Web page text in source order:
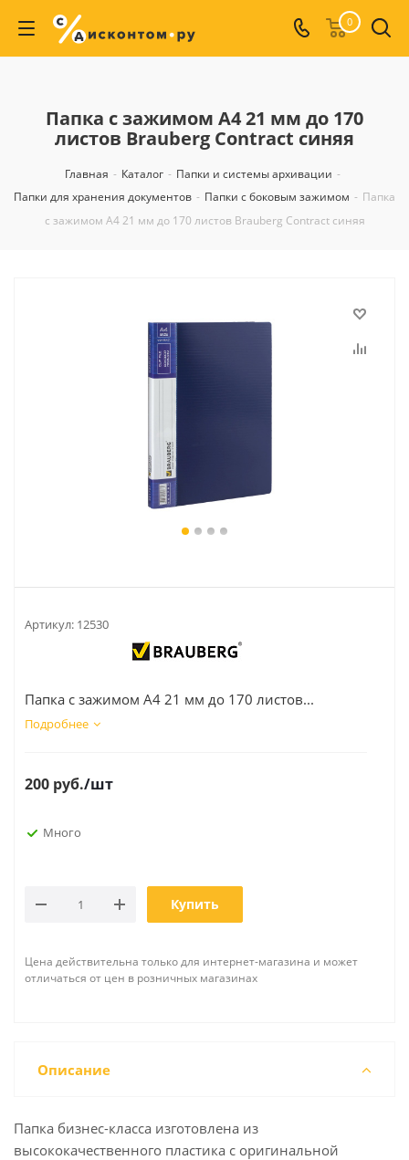
0
Папка с зажимом A4 21 мм до 170
листов Brauberg Contract синяя
Главная - Каталог - Папки и системы архивации -
Папки для хранения документов - Папки с боковым зажимом - Папка
с зажимом A4 21 мм до 170 листов Brauberg Contract синяя
Артикул: 12530
Папка с зажимом A4 21 мм до 170 листов...
Подробнее
200 руб./шт
Много
Купить
Цена действительна только для интернет-магазина и может
отличаться от цен в розничных магазинах
Описание
Папка бизнес-класса изготовлена из
высококачественного пластика с оригинальной